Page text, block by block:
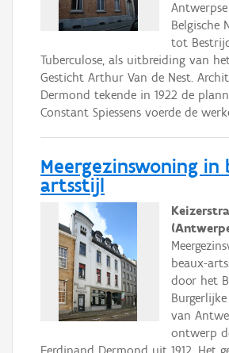
Belgische
tot
Tuberculose, als uitbreiding van
Gesticht Arthur Van de Nest.
Dermond tekende in 1922 de
Constant Spiessens voerde de
Meergezinswoning in
artsstijl
beaux-
door het
van
ontwerp
Ferdinand Dermond uit 1912. Het